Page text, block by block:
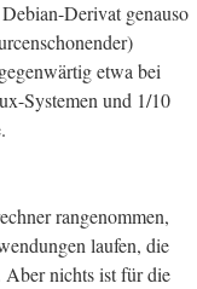
Derivat genauso
etwa bei
Systemen und 1/10
rangenommen,
laufen, die
Aber nichts ist für die